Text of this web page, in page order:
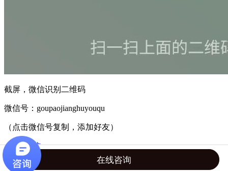
截屏，微信识别二维码
微信号： goupaojianghuyouqu
（点击微信号复制，添加好友）
打开微信
微信号已复制，请打开微信添加咨询详情！
在线咨询